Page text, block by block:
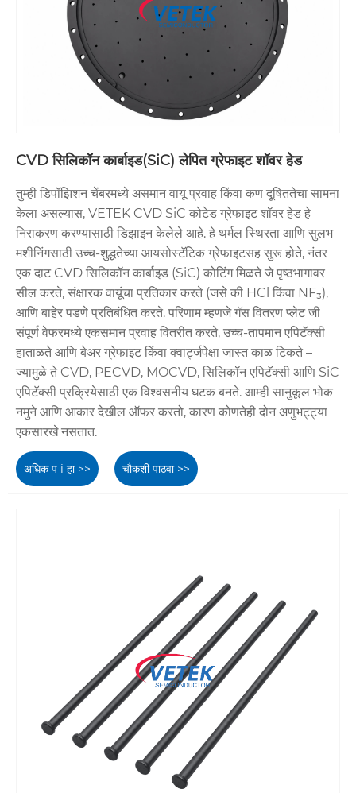
CVD सिलिकॉन कार्बाइड(SiC) लेपित ग्रेफाइट शॉवर हेड
तुम्ही डिपॉझिशन चेंबरमध्ये असमान वायू प्रवाह किंवा कण दूषिततेचा सामना
केला असल्यास, VETEK CVD SiC कोटेड ग्रेफाइट शॉवर हेड हे
निराकरण करण्यासाठी डिझाइन केलेले आहे. हे थर्मल स्थिरता आणि सुलभ
मशीनिंगसाठी उच्च-शुद्धतेच्या आयसोस्टॅटिक ग्रेफाइटसह सुरू होते, नंतर
एक दाट CVD सिलिकॉन कार्बाइड (SiC) कोटिंग मिळते जे पृष्ठभागावर
सील करते, संक्षारक वायूंचा प्रतिकार करते (जसे की HCl किंवा NF₃),
आणि बाहेर पडणे प्रतिबंधित करते. परिणाम म्हणजे गॅस वितरण प्लेट जी
संपूर्ण वेफरमध्ये एकसमान प्रवाह वितरीत करते, उच्च-तापमान एपिटॅक्सी
हाताळते आणि बेअर ग्रेफाइट किंवा क्वार्ट्जपेक्षा जास्त काळ टिकते –
ज्यामुळे ते CVD, PECVD, MOCVD, सिलिकॉन एपिटॅक्सी आणि SiC
एपिटॅक्सी प्रक्रियेसाठी एक विश्वसनीय घटक बनते. आम्ही सानुकूल भोक
नमुने आणि आकार देखील ऑफर करतो, कारण कोणतेही दोन अणुभट्ट्या
एकसारखे नसतात.
अधिक प i हा >> चौकशी पाठवा >>